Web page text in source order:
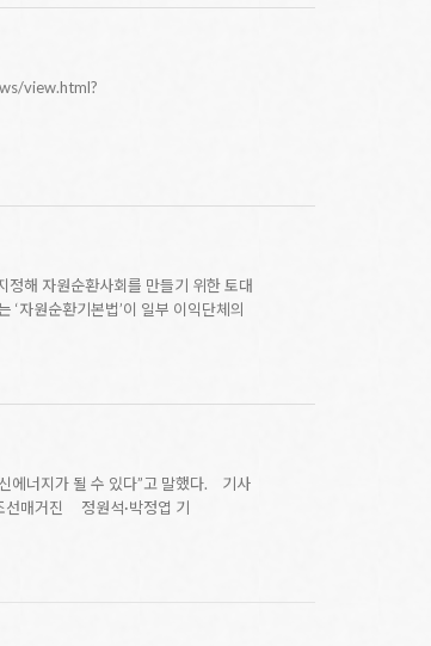
view.html?
해 자원순환사회를 만들기 위한 토대
자원순환기본법’이 일부 이익단체의
에너지가 될 수 있다”고 말했다. 기사
매거진 정원석·박정엽 기